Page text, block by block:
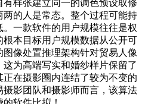
样张建立同一的调色预设取修
的人是常态。整个过程可能持
一款软件的用户规模往往是权
本目标用户规模数据从公开可
像处置推理架构针对贸易人像
为高端写实和婚纱样片保留了
在摄影圈内连结了较为不变的
影团队和摄影师而言，该算法